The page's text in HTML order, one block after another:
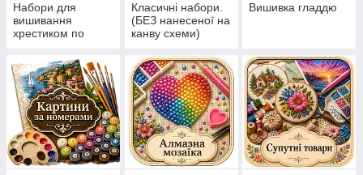
Набори для
вишивання
хрестиком по
канву схемі
Класичні набори.
(БЕЗ нанесеної на
канву схеми)
Вишивка гладдю